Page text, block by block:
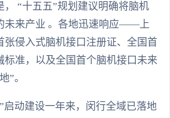
， “十五五”规划建议明确将脑机
未来产业 。各地迅速响应——上
张侵入式脑机接口注册证、全国首
标准，以及全国首个脑机接口未来
”。
启动建设一年来，闵行全域已落地